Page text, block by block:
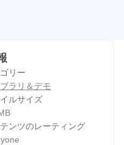
リー
ラリ＆デモ
ルサイズ
ンツのレーティング